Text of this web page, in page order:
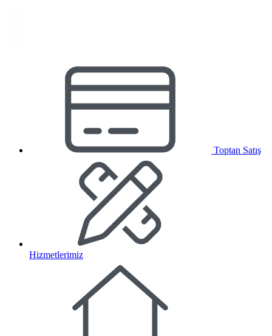
Toptan Satış
Hizmetlerimiz